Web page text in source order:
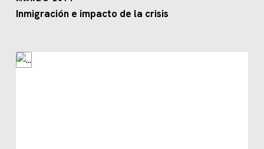
Inmigración e impacto de la crisis